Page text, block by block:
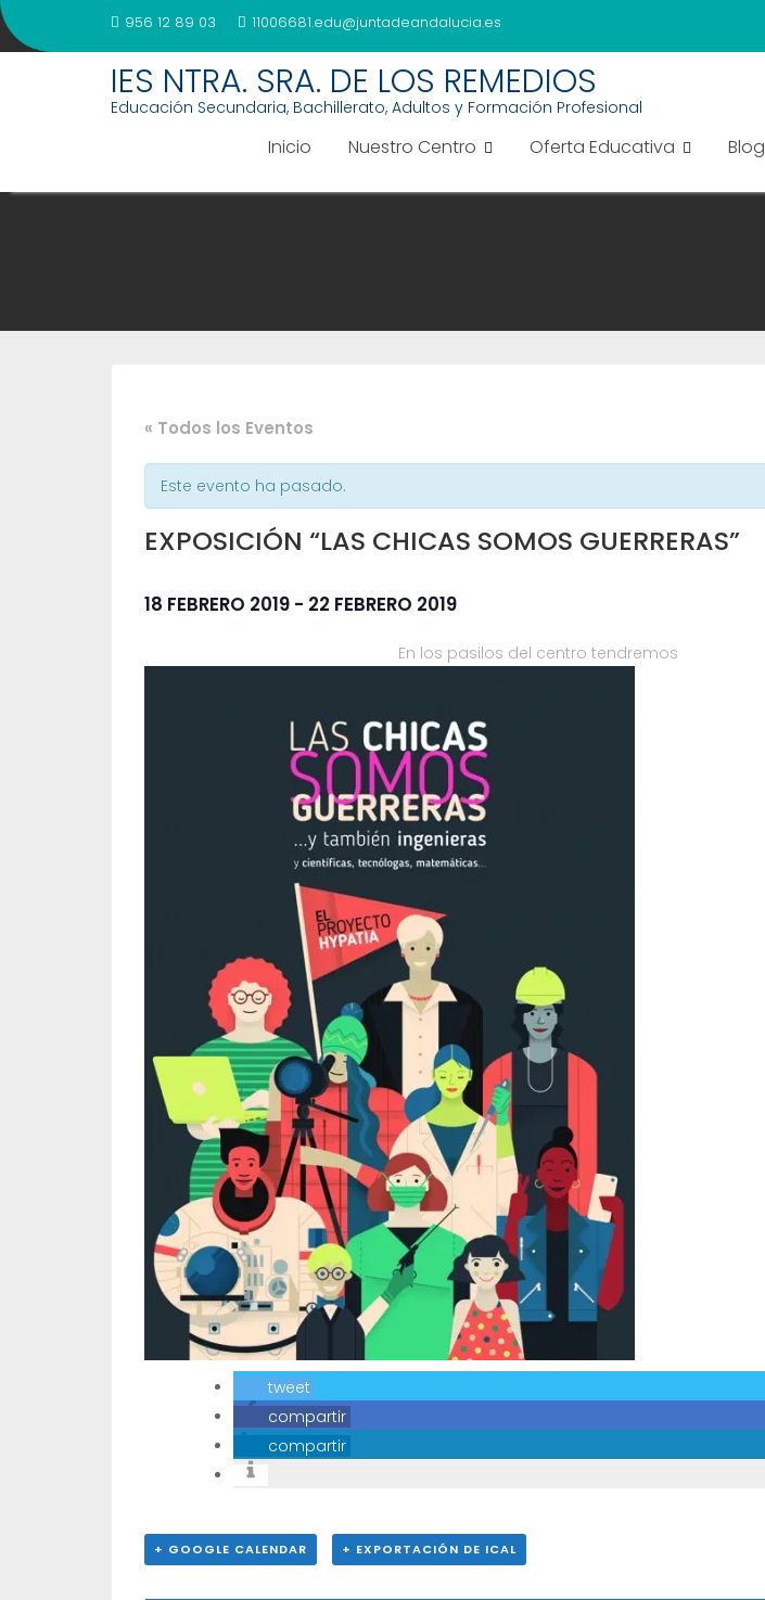
Saltar
al
956 12 89 03 11006681.edu@juntadeandalucia.es
IES NTRA. SRA. DE LOS REMEDIOS
Educación Secundaria, Bachillerato, Adultos y Formación Profesional
Inicio Nuestro Centro Oferta Educativa Blog
« Todos los Eventos
Este evento ha pasado.
EXPOSICIÓN “LAS CHICAS SOMOS GUERRERAS”
18 FEBRERO 2019 - 22 FEBRERO 2019
En los pasilos del centro tendremos
tweet
compartir
compartir
+ GOOGLE CALENDAR + EXPORTACIÓN DE ICAL